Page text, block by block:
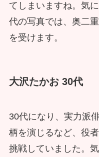
てしまいますね。気
代の写真では、奥二
を受けます。
大沢たかお 30代
30代になり、実力派
柄を演じるなど、役
挑戦していました。